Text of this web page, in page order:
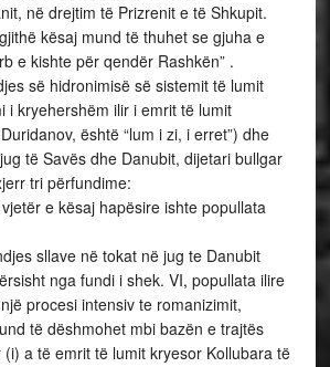
në drejtim të Prizrenit e të Shkupit.
kësaj mund të thuhet se gjuha e
e kishte për qendër Rashkën” .
së hidronimisë së sistemit të lumit
i kryehershëm ilir i emrit të lumit
është “lum i zi, i erret”) dhe
të Savës dhe Danubit, dijetari bullgar
tri përfundime:
e kësaj hapësire ishte popullata
sllave në tokat në jug te Danubit
nga fundi i shek. VI, popullata ilire
procesi intensiv te romanizimit,
të dëshmohet mbi bazën e trajtës
a të emrit të lumit kryesor Kollubara të